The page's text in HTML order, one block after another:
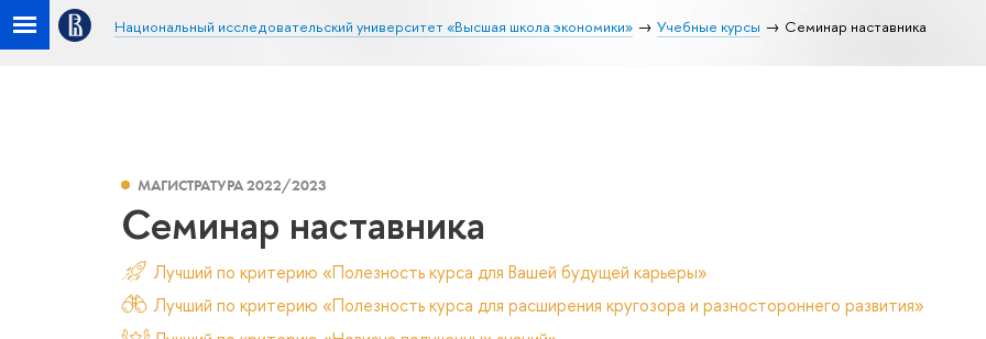
Национальный исследовательский университет «Высшая школа экономики» Учебные курсы Семинар наставника
МАГИСТРАТУРА 2022/2023
Семинар наставника
Лучший по критерию «Полезность курса для Вашей будущей карьеры»
Лучший по критерию «Полезность курса для расширения кругозора и разностороннего развития»